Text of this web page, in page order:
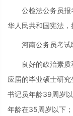
公检法公务员
华人民共和国宪法，
河南公务员考试
良好的政治素
应届的毕业硕士研
书记员年龄39周岁
年龄在35周岁以下；